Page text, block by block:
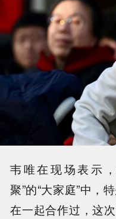
韦唯在现场表示
聚”的“大家庭”中，
在一起合作过，这